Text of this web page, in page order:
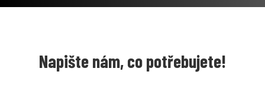
Napište nám, co potřebujete!